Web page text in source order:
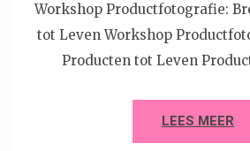
Workshop Productfotografie:
tot Leven Workshop
Producten tot Leven
LEES MEER